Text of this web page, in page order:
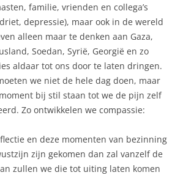
familie, vrienden en collega’s
depressie), maar ook in de wereld
alleen maar te denken aan Gaza,
Soedan, Syrië, Georgië en zo
aldaar tot ons door te laten dringen.
we niet de hele dag doen, maar
bij stil staan tot we de pijn zelf
Zo ontwikkelen we compassie:
en deze momenten van bezinning
zijn gekomen dan zal vanzelf de
zullen we die tot uiting laten komen